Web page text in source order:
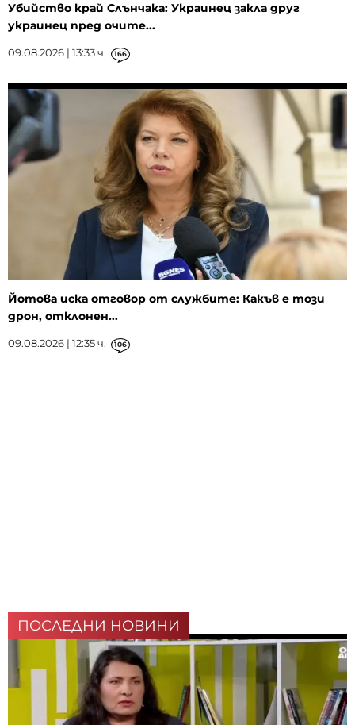
Убийство край Слънчака: Украинец закла друг
украинец пред очите...
09.08.2026 | 13:33 ч. 166
Йотова иска отговор от службите: Какъв е този
дрон, отклонен...
09.08.2026 | 12:35 ч. 106
ПОСЛЕДНИ НОВИНИ